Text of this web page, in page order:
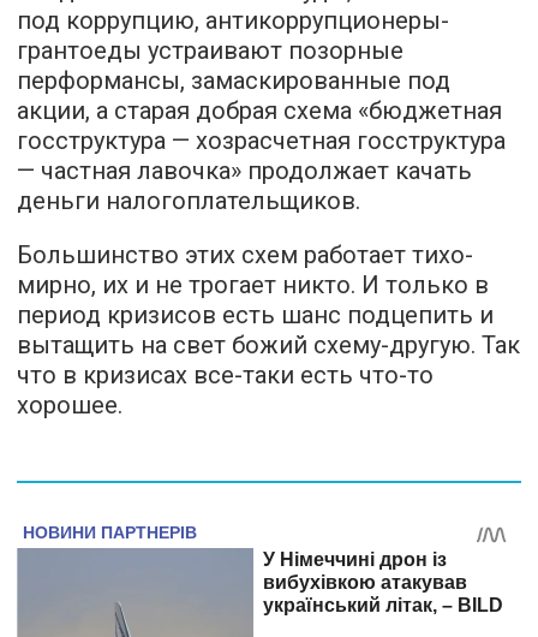
под коррупцию, антикоррупционеры-
грантоеды устраивают позорные
перформансы, замаскированные под
акции, а старая добрая схема «бюджетная
госструктура — хозрасчетная госструктура
— частная лавочка» продолжает качать
деньги налогоплательщиков.
Большинство этих схем работает тихо-
мирно, их и не трогает никто. И только в
период кризисов есть шанс подцепить и
вытащить на свет божий схему-другую. Так
что в кризисах все-таки есть что-то
хорошее.